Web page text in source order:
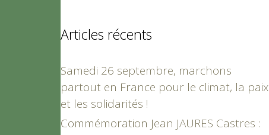
Articles récents
Samedi 26 septembre, marchons
partout en France pour le climat, la paix
et les solidarités !
Commémoration Jean JAURES Castres :